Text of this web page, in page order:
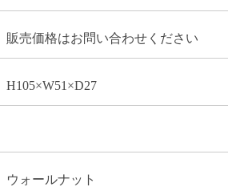
販売価格はお問い合わせください
H105×W51×D27
ウォールナット